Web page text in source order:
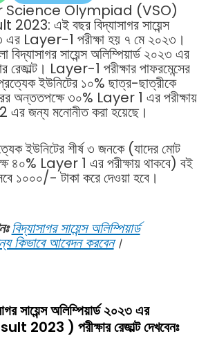
Olympiad (VSO)
এই বছর বিদ্যাসাগর সায়েন্স
এর Layer-1 পরীক্ষা হয় ৭ মে ২০২৩।
সায়েন্স অলিম্পিয়ার্ড ২০২৩ এর
Layer-1 পরীক্ষার পাফরমেন্সের
ইউনিটের ১০% ছাত্র-ছাত্রীকে
অন্ততপক্ষে ৩০% Layer 1 এর পরীক্ষায়
জন্য মনোনীত করা হয়েছে।
ইউনিটের শীর্ষ ৩ জনকে (যাদের মোট
৪০% Layer 1 এর পরীক্ষায় থাকবে) বই
১০০০/- টাকা করে দেওয়া হবে।
বিদ্যাসাগর সায়েন্স অলিম্পিয়ার্ড
কিভাবে আবেদন করবেন।
সায়েন্স অলিম্পিয়ার্ড ২০২৩ এর
2023 ) পরীক্ষার রেজাল্ট দেখবেনঃ